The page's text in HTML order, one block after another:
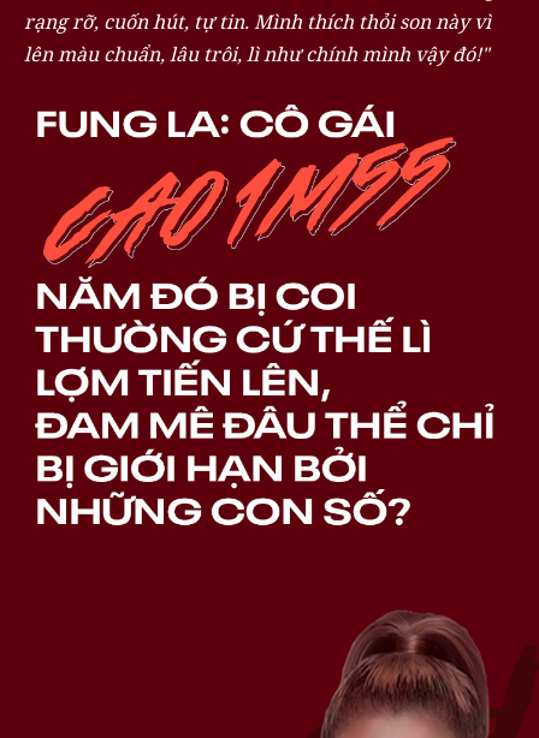
rạng rỡ, cuốn hút, tự tin. Mình thích thỏi son này vì
lên màu chuẩn, lâu trôi, lì như chính mình vậy đó!"